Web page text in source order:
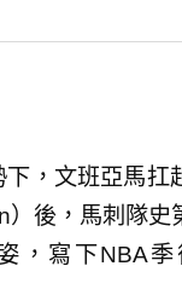
，文班亞馬扛
後，馬刺隊史
，寫下NBA